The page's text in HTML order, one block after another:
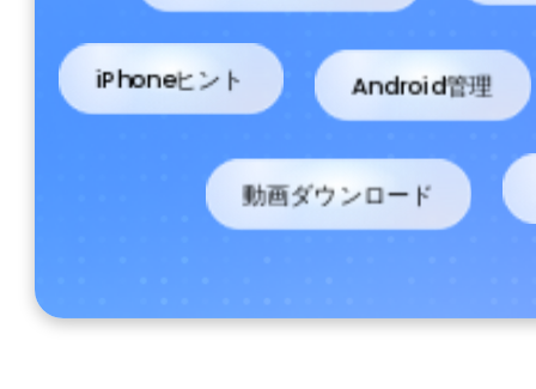
iPhoneヒント Android管理
動画ダウンロード